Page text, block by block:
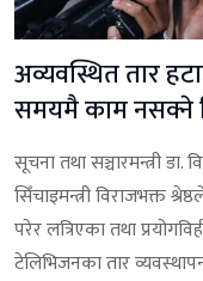
अव्यवस्थित तार
समयमै काम नसक्ने
सूचना तथा सञ्चारमन्त्री डा.
सिँचाइमन्त्री विराजभक्त
परेर लत्रिएका तथा
टेलिभिजनका तार